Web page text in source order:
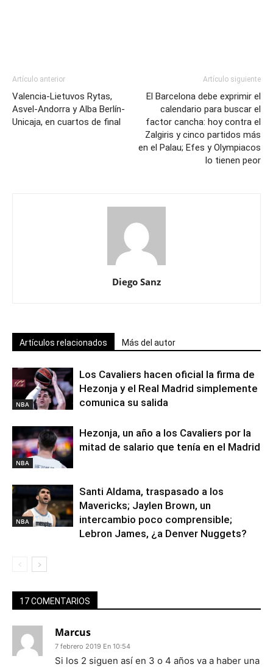
Artículo anterior
Valencia-Lietuvos Rytas,
Asvel-Andorra y Alba Berlín-
Unicaja, en cuartos de final
Artículo siguiente
El Barcelona debe exprimir el
calendario para buscar el
factor cancha: hoy contra el
Zalgiris y cinco partidos más
en el Palau; Efes y Olympiacos
lo tienen peor
Diego Sanz
Artículos relacionados Más del autor
NBA
Los Cavaliers hacen oficial la firma de
Hezonja y el Real Madrid simplemente
comunica su salida
NBA
Hezonja, un año a los Cavaliers por la
mitad de salario que tenía en el Madrid
NBA
Santi Aldama, traspasado a los
Mavericks; Jaylen Brown, un
intercambio poco comprensible;
Lebron James, ¿a Denver Nuggets?
17 COMENTARIOS
Marcus
7 febrero 2019 En 10:54
Si los 2 siguen así en 3 o 4 años va a haber una